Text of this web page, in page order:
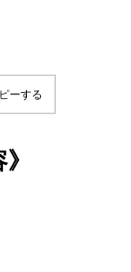
ーする